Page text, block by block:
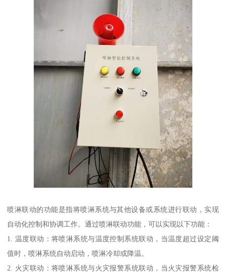
喷淋联动的功能是指将喷淋系统与其他设备或系统进行联动，实现
自动化控制和协调工作。通过喷淋联动功能，可以实现以下功能：
1. 温度联动：将喷淋系统与温度控制系统联动，当温度超过设定阈
值时，喷淋系统自动启动，喷淋冷却或降温。
2. 火灾联动：将喷淋系统与火灾报警系统联动，当火灾报警系统检